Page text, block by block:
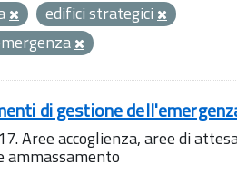
edifici strategici
di gestione
Aree accoglienza, aree di
ammassamento